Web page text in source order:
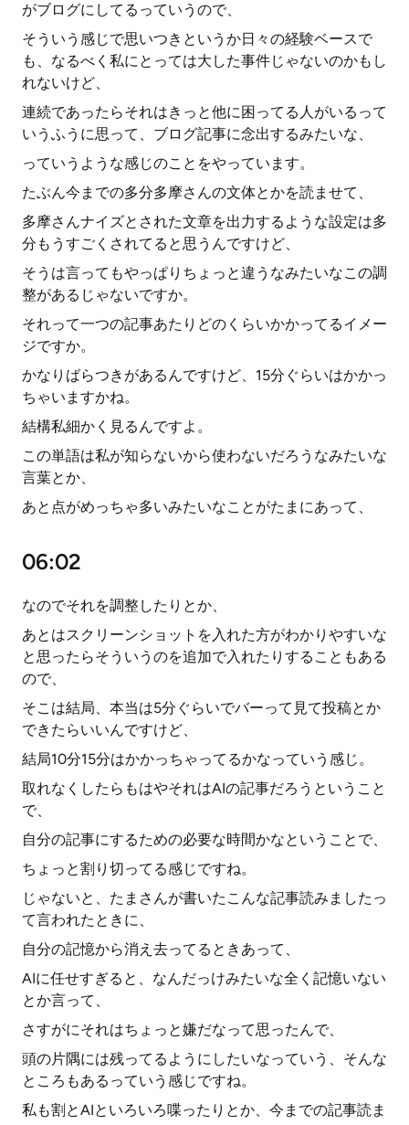
がブログにしてるっていうので、
そういう感じで思いつきというか日々の経験ベースで
も、なるべく私にとっては大した事件じゃないのかもし
れないけど、
連続であったらそれはきっと他に困ってる人がいるって
いうふうに思って、ブログ記事に念出するみたいな、
っていうような感じのことをやっています。
たぶん今までの多分多摩さんの文体とかを読ませて、
多摩さんナイズとされた文章を出力するような設定は多
分もうすごくされてると思うんですけど、
そうは言ってもやっぱりちょっと違うなみたいなこの調
整があるじゃないですか。
それって一つの記事あたりどのくらいかかってるイメー
ジですか。
かなりばらつきがあるんですけど、15分ぐらいはかかっ
ちゃいますかね。
結構私細かく見るんですよ。
この単語は私が知らないから使わないだろうなみたいな
言葉とか、
あと点がめっちゃ多いみたいなことがたまにあって、
06:02
なのでそれを調整したりとか、
あとはスクリーンショットを入れた方がわかりやすいな
と思ったらそういうのを追加で入れたりすることもある
ので、
そこは結局、本当は5分ぐらいでバーって見て投稿とか
できたらいいんですけど、
結局10分15分はかかっちゃってるかなっていう感じ。
取れなくしたらもはやそれはAIの記事だろうということ
で、
自分の記事にするための必要な時間かなということで、
ちょっと割り切ってる感じですね。
じゃないと、たまさんが書いたこんな記事読みましたっ
て言われたときに、
自分の記憶から消え去ってるときあって、
AIに任せすぎると、なんだっけみたいな全く記憶いない
とか言って、
さすがにそれはちょっと嫌だなって思ったんで、
頭の片隅には残ってるようにしたいなっていう、そんな
ところもあるっていう感じですね。
私も割とAIといろいろ喋ったりとか、今までの記事読ま